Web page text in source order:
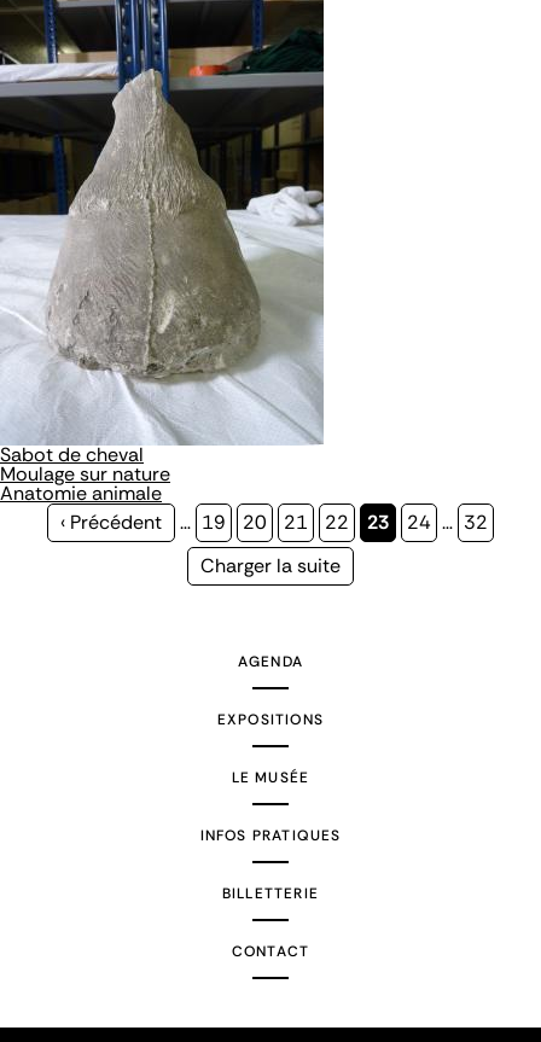
Sabot de cheval
Moulage sur nature
Anatomie animale
Page
‹ Précédent … Page
19 Page
20 Page
21 Page
22
Page
23 Page
24 … Page
32
Page
Charger la suite
AGENDA
EXPOSITIONS
LE MUSÉE
INFOS PRATIQUES
BILLETTERIE
CONTACT